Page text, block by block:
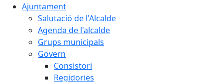
Ajuntament
Salutació de l'Alcalde
Agenda de l'alcalde
Grups municipals
Govern
Consistori
Regidories